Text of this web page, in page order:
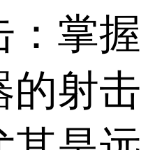
：掌握
的射击